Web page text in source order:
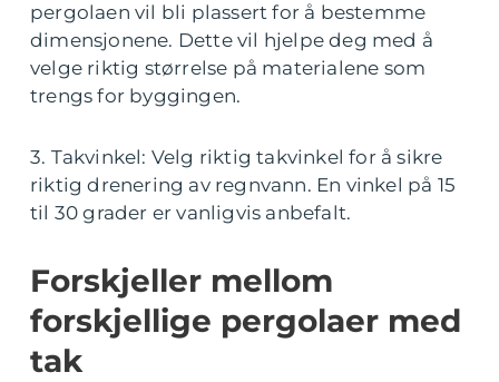
pergolaen vil bli plassert for å bestemme
dimensjonene. Dette vil hjelpe deg med å
velge riktig størrelse på materialene som
trengs for byggingen.
3. Takvinkel: Velg riktig takvinkel for å sikre
riktig drenering av regnvann. En vinkel på 15
til 30 grader er vanligvis anbefalt.
Forskjeller mellom
forskjellige pergolaer med
tak